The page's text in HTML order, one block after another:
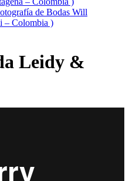
de Bodas Will
– Colombia )
Leidy &